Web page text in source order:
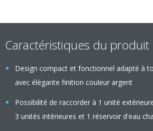
Caractéristiques du produit
Design compact et fonctionnel adapté à
avec élégante finition couleur argent
Possibilité de raccorder à 1 unité
3 unités intérieures et 1 réservoir d'eau